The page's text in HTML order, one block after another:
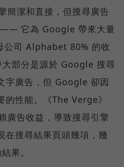
簡潔和直接，但搜尋廣告
—— 它為 Google 帶來大量
公司 Alphabet 80% 的收
部分是源於 Google 搜尋
字廣告，但 Google 卻因
的性能。《The Verge》
廣告收益，導致搜尋引擎
在搜尋結果頁頭幾項，幾
果。